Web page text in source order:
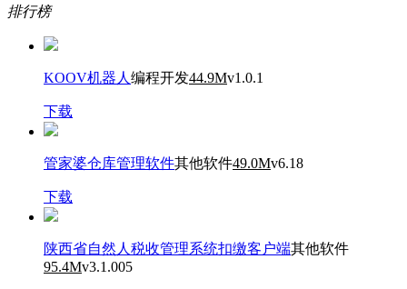
排行榜
KOOV机器人 编程开发44.9Mv1.0.1
下载
管家婆仓库管理软件其他软件49.0Mv6.18
下载
陕西省自然人税收管理系统扣缴客户端其他软件
95.4Mv3.1.005